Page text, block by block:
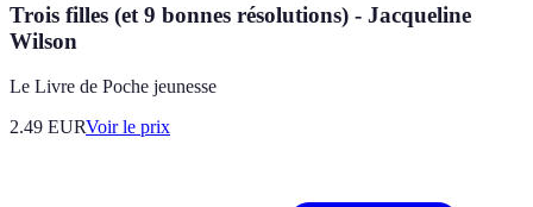
Trois filles (et 9 bonnes résolutions) - Jacqueline
Wilson
Le Livre de Poche jeunesse
2.49 EURVoir le prix